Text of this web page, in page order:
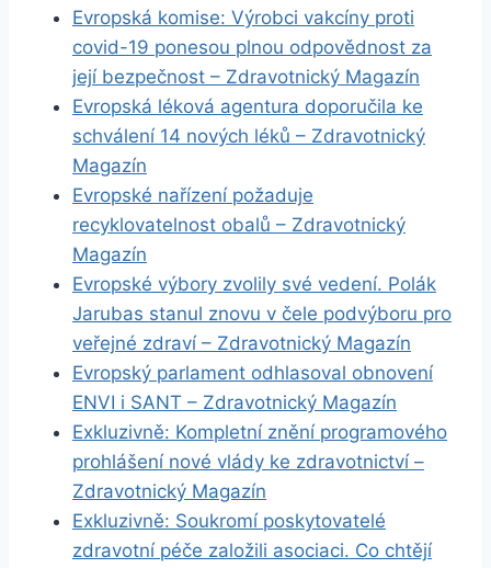
Evropská komise: Výrobci vakcíny proti
covid-19 ponesou plnou odpovědnost za
její bezpečnost – Zdravotnický Magazín
Evropská léková agentura doporučila ke
schválení 14 nových léků – Zdravotnický
Magazín
Evropské nařízení požaduje
recyklovatelnost obalů – Zdravotnický
Magazín
Evropské výbory zvolily své vedení. Polák
Jarubas stanul znovu v čele podvýboru pro
veřejné zdraví – Zdravotnický Magazín
Evropský parlament odhlasoval obnovení
ENVI i SANT – Zdravotnický Magazín
Exkluzivně: Kompletní znění programového
prohlášení nové vlády ke zdravotnictví –
Zdravotnický Magazín
Exkluzivně: Soukromí poskytovatelé
zdravotní péče založili asociaci. Co chtějí